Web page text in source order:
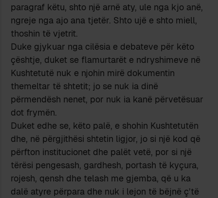
paragraf këtu, shto një arnë aty, ule nga kjo anë,
ngreje nga ajo ana tjetër. Shto ujë e shto miell,
thoshin të vjetrit.
Duke gjykuar nga cilësia e debateve për këto
çështje, duket se flamurtarët e ndryshimeve në
Kushtetutë nuk e njohin mirë dokumentin
themeltar të shtetit; jo se nuk ia dinë
përmendësh nenet, por nuk ia kanë përvetësuar
dot frymën.
Duket edhe se, këto palë, e shohin Kushtetutën
dhe, në përgjithësi shtetin ligjor, jo si një kod që
përfton institucionet dhe palët vetë, por si një
tërësi pengesash, gardhesh, portash të kyçura,
rojesh, qensh dhe telash me gjemba, që u ka
dalë atyre përpara dhe nuk i lejon të bëjnë ç’të